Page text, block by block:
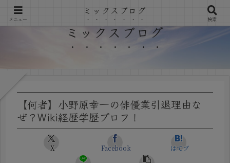
ミックスブログ
【何者】小野原幸一の俳優業引退理由な
ぜ？Wiki経歴学歴プロフ！
X Facebook はてブ
メニュー
ミックスブログ
検索